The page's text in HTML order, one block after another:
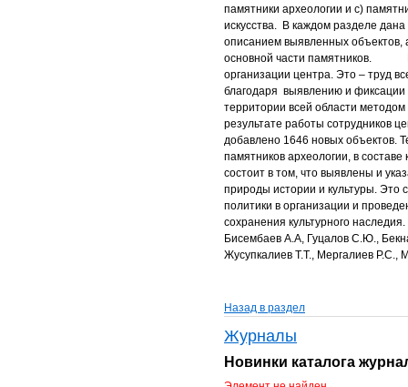
памятники археологии и с)
искусства. В каждом разделе
описанием выявленных объектов,
основной части памятников.
организации центра. Это – труд
благодаря выявлению и фиксации
территории всей области
результате работы сотрудников
добавлено 1646 новых объектов.
памятников археологии, в
состоит в том, что выявлены и
природы истории и культуры. Это
политики в организации и
сохранения культурного
Бисембаев А.А, Гуцалов С.Ю.,
Жусупкалиев Т.Т., Мергалиев
Назад в раздел
Журналы
Новинки каталога